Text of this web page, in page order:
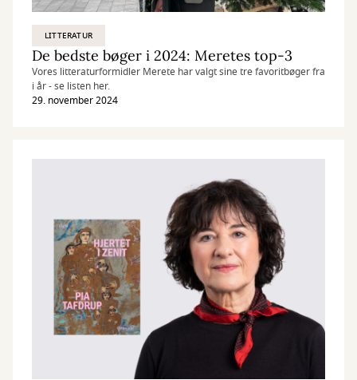
LITTERATUR
De bedste bøger i 2024: Meretes top-3
Vores litteraturformidler Merete har valgt sine tre favoritbøger fra
i år - se listen her.
29. november 2024